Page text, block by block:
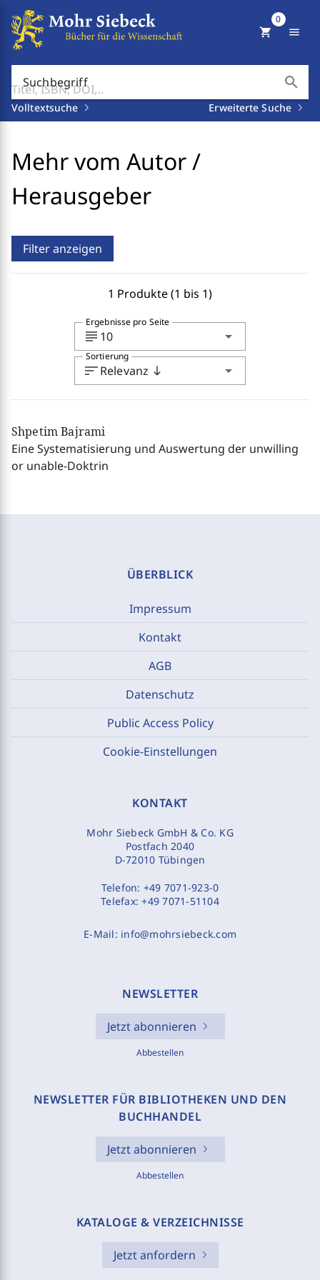
Suchbegriff search
Volltextsuche Erweiterte Suche
shopping_cart
0
menu
Mehr vom Autor /
Herausgeber
Filter anzeigen
1 Produkte (1 bis 1)
subject 10 arrow_drop_down
Ergebnisse pro Seite
sortRelevanz south arrow_drop_down
Sortierung
Shpetim Bajrami
Eine Systematisierung und Auswertung der unwilling
or unable-Doktrin
ÜBERBLICK
Impressum
Kontakt
AGB
Datenschutz
Public Access Policy
Cookie-Einstellungen
KONTAKT
Mohr Siebeck GmbH & Co. KG
Postfach 2040
D-72010 Tübingen
Telefon: +49 7071-923-0
Telefax:+49 7071-51104
E-Mail: info@mohrsiebeck.com
NEWSLETTER
Jetzt abonnieren
Abbestellen
NEWSLETTER FÜR BIBLIOTHEKEN UND DEN
BUCHHANDEL
Jetzt abonnieren
Abbestellen
KATALOGE & VERZEICHNISSE
Jetzt anfordern